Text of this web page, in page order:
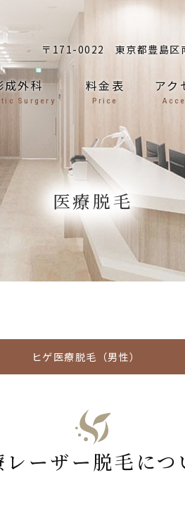
〒171-0022 東京都豊島
成外科
Surgery
料金表
Price
アク
医療脱毛
ヒゲ医療脱毛（男性）
レーザー脱毛につ